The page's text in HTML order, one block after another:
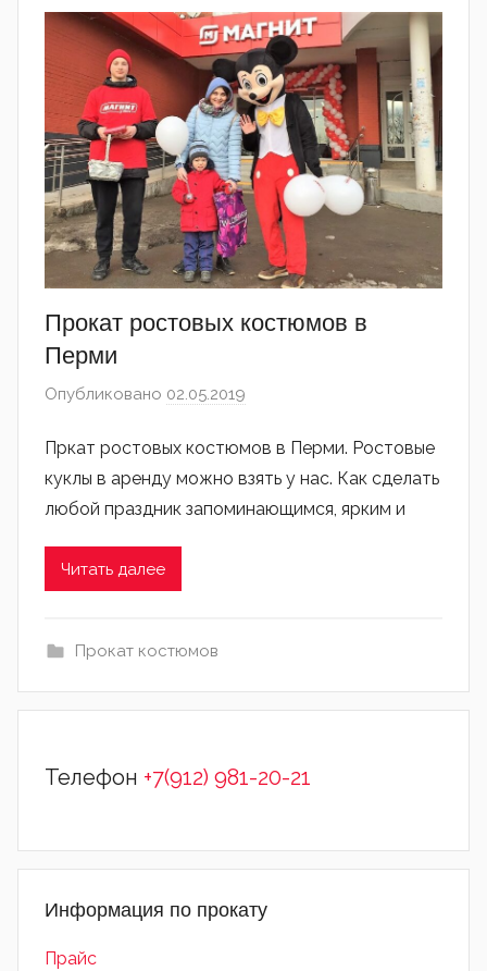
Прокат ростовых костюмов в
Перми
Опубликовано 02.05.2019
Пркат ростовых костюмов в Перми. Ростовые
куклы в аренду можно взять у нас. Как сделать
любой праздник запоминающимся, ярким и
Читать далее
Прокат костюмов
Телефон +7(912) 981-20-21
Информация по прокату
Прайс